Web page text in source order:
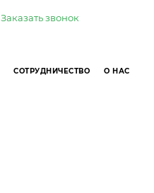
Заказать звонок
СОТРУДНИЧЕСТВО О НАС